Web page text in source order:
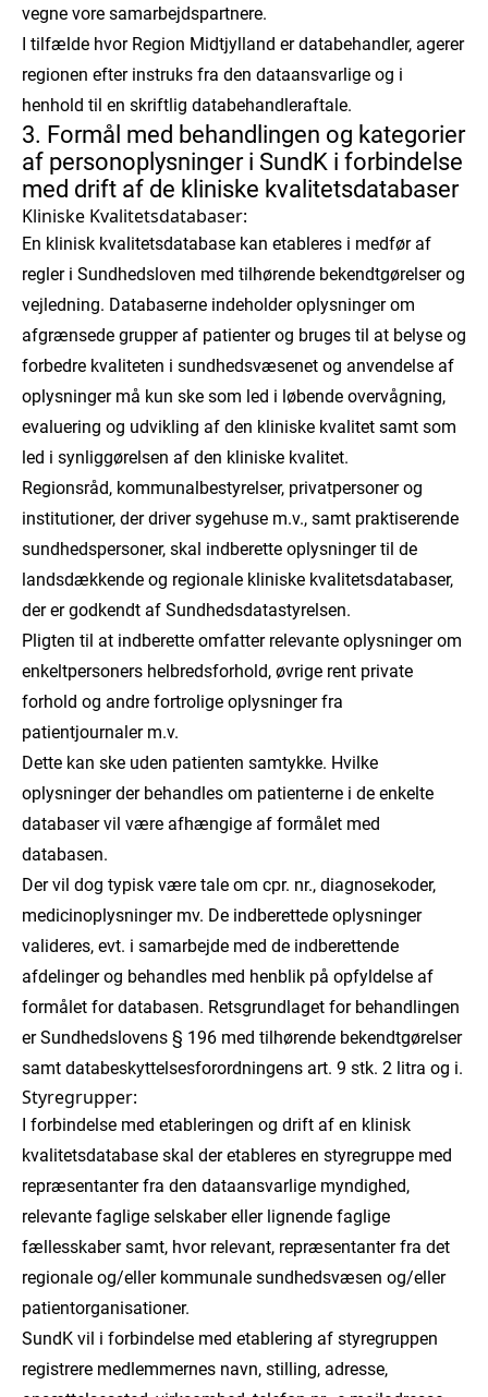
vegne vore samarbejdspartnere.
I tilfælde hvor Region Midtjylland er databehandler, agerer
regionen efter instruks fra den dataansvarlige og i
henhold til en skriftlig databehandleraftale.
3. Formål med behandlingen og kategorier
af personoplysninger i SundK i forbindelse
med drift af de kliniske kvalitetsdatabaser
Kliniske Kvalitetsdatabaser:
En klinisk kvalitetsdatabase kan etableres i medfør af
regler i Sundhedsloven med tilhørende bekendtgørelser og
vejledning. Databaserne indeholder oplysninger om
afgrænsede grupper af patienter og bruges til at belyse og
forbedre kvaliteten i sundhedsvæsenet og anvendelse af
oplysninger må kun ske som led i løbende overvågning,
evaluering og udvikling af den kliniske kvalitet samt som
led i synliggørelsen af den kliniske kvalitet.
Regionsråd, kommunalbestyrelser, privatpersoner og
institutioner, der driver sygehuse m.v., samt praktiserende
sundhedspersoner, skal indberette oplysninger til de
landsdækkende og regionale kliniske kvalitetsdatabaser,
der er godkendt af Sundhedsdatastyrelsen.
Pligten til at indberette omfatter relevante oplysninger om
enkeltpersoners helbredsforhold, øvrige rent private
forhold og andre fortrolige oplysninger fra
patientjournaler m.v.
Dette kan ske uden patienten samtykke. Hvilke
oplysninger der behandles om patienterne i de enkelte
databaser vil være afhængige af formålet med
databasen.
Der vil dog typisk være tale om cpr. nr., diagnosekoder,
medicinoplysninger mv. De indberettede oplysninger
valideres, evt. i samarbejde med de indberettende
afdelinger og behandles med henblik på opfyldelse af
formålet for databasen. Retsgrundlaget for behandlingen
er Sundhedslovens § 196 med tilhørende bekendtgørelser
samt databeskyttelsesforordningens art. 9 stk. 2 litra og i.
Styregrupper:
I forbindelse med etableringen og drift af en klinisk
kvalitetsdatabase skal der etableres en styregruppe med
repræsentanter fra den dataansvarlige myndighed,
relevante faglige selskaber eller lignende faglige
fællesskaber samt, hvor relevant, repræsentanter fra det
regionale og/eller kommunale sundhedsvæsen og/eller
patientorganisationer.
SundK vil i forbindelse med etablering af styregruppen
registrere medlemmernes navn, stilling, adresse,